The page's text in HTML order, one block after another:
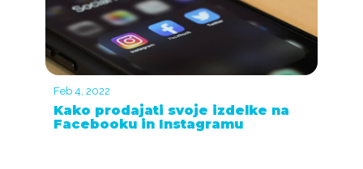
Feb 4, 2022
Kako prodajati svoje izdelke na
Facebooku in Instagramu